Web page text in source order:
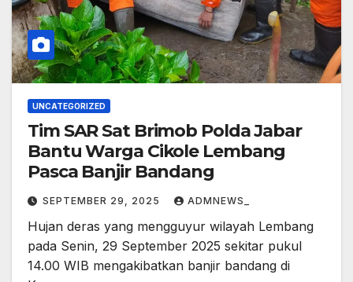
UNCATEGORIZED
Tim SAR Sat Brimob Polda Jabar
Bantu Warga Cikole Lembang
Pasca Banjir Bandang
SEPTEMBER 29, 2025 ADMNEWS_
Hujan deras yang mengguyur wilayah Lembang
pada Senin, 29 September 2025 sekitar pukul
14.00 WIB mengakibatkan banjir bandang di